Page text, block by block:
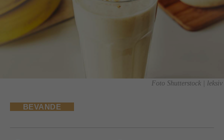
Foto Shutterstock | leksiv
BEVANDE